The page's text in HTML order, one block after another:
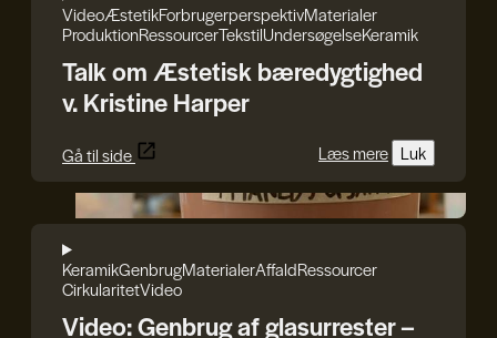
VideoÆstetikForbrugerperspektivMaterialer
ProduktionRessourcerTekstilUndersøgelseKeramik
Talk om Æstetisk bæredygtighed
v. Kristine Harper
Gå til side Læs mere Luk
KeramikGenbrugMaterialerAffaldRessourcer
CirkularitetVideo
Video: Genbrug af glasurrester –